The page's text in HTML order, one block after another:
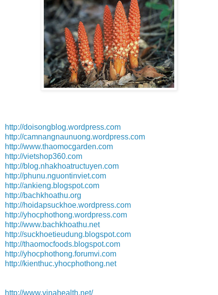
http://doisongblog.wordpress.com
http://camnangnaunuong.wordpress.com
http://www.thaomocgarden.com
http://vietshop360.com
http://blog.nhakhoatructuyen.com
http://phunu.nguontinviet.com
http://ankieng.blogspot.com
http://bachkhoathu.org
http://hoidapsuckhoe.wordpress.com
http://yhocphothong.wordpress.com
http://www.bachkhoathu.net
http://suckhoetieudung.blogspot.com
http://thaomocfoods.blogspot.com
http://yhocphothong.forumvi.com
http://kienthuc.yhocphothong.net
http://www.vinahealth.net/